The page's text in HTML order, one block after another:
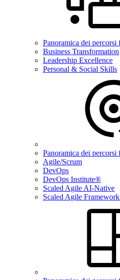
Panoramica dei percorsi
Business Transformation
Leadership Excellence
Personal & Social Skills
Panoramica dei percorsi
Agile/Scrum
DevOps
DevOps Institute®
Scaled Agile AI-Native
Scaled Agile